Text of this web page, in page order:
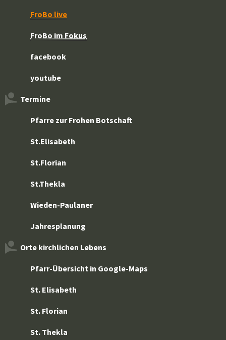
FroBo live
FroBo im Fokus
facebook
youtube
Termine
Pfarre zur Frohen Botschaft
St.Elisabeth
St.Florian
St.Thekla
Wieden-Paulaner
Jahresplanung
Orte kirchlichen Lebens
Pfarr-Übersicht in Google-Maps
St. Elisabeth
St. Florian
St. Thekla